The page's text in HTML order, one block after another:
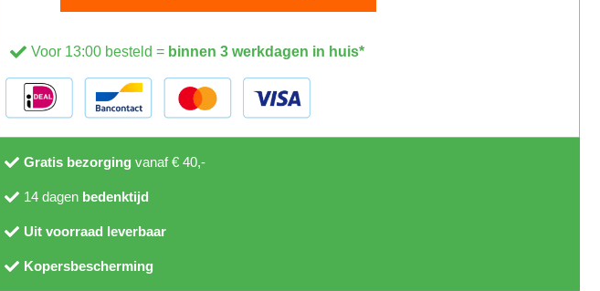
Voor 13:00 besteld = binnen 3 werkdagen in huis*
Gratis bezorging vanaf € 40,-
14 dagen bedenktijd
Uit voorraad leverbaar
Kopersbescherming